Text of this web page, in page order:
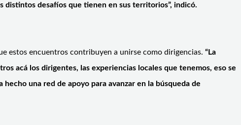
distintos desafíos que tienen en sus territorios”, indicó.
estos encuentros contribuyen a unirse como dirigencias. “La
acá los dirigentes, las experiencias locales que tenemos, eso se
una red de apoyo para avanzar en la búsqueda de